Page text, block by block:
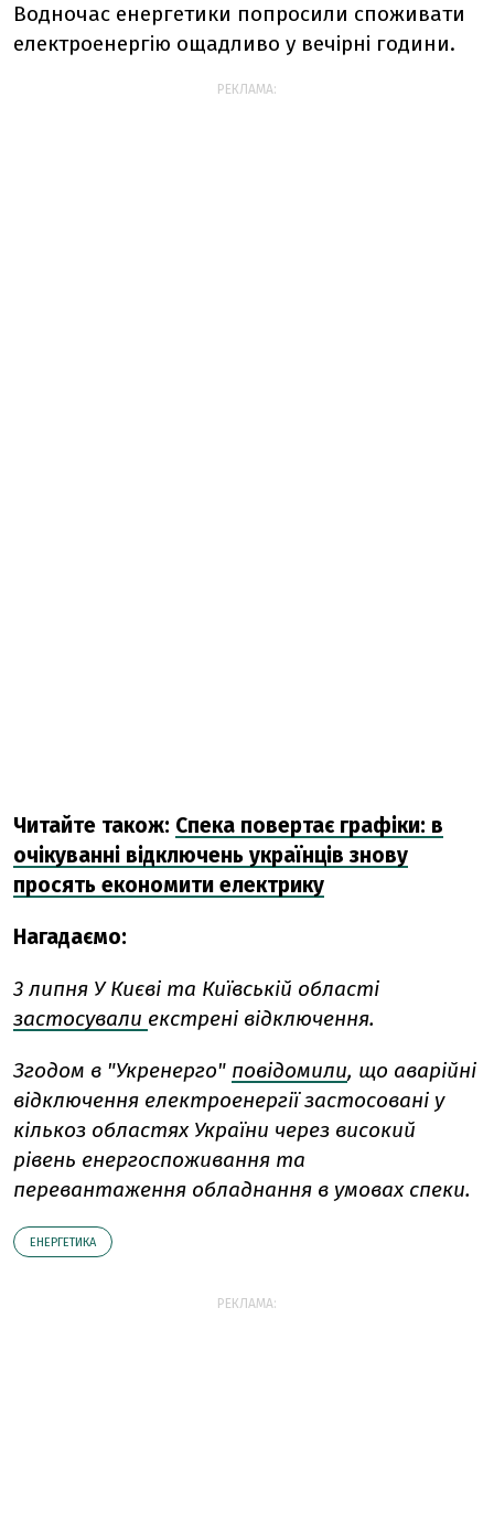
Водночас енергетики попросили споживати
електроенергію ощадливо у вечірні години.
РЕКЛАМА:
Читайте також: Спека повертає графіки: в
очікуванні відключень українців знову
просять економити електрику
Нагадаємо:
3 липня У Києві та Київській області
застосували екстрені відключення.
Згодом в "Укренерго" повідомили, що аварійні
відключення електроенергії застосовані у
кількоз областях України через високий
рівень енергоспоживання та
перевантаження обладнання в умовах спеки.
ЕНЕРГЕТИКА
РЕКЛАМА: